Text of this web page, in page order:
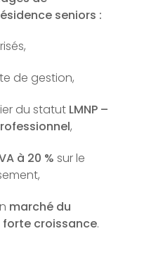
seniors :
de gestion,
du statut LMNP –
,
à 20 % sur le
marché du
forte croissance.